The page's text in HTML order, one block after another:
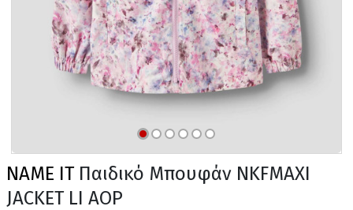
NAME ITΠαιδικό Μπουφάν NKFMAXI
JACKET LI AOP